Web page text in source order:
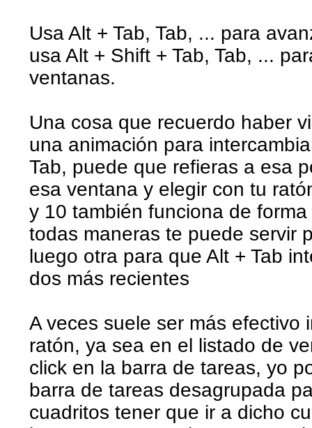
Usa Alt + Tab, Tab, ... para
usa Alt + Shift + Tab, Tab, ...
ventanas.
Una cosa que recuerdo haber
una animación para
Tab, puede que refieras a esa
esa ventana y elegir con tu
y 10 también funciona de
todas maneras te puede servir
luego otra para que Alt + Tab
dos más recientes
A veces suele ser más efectivo
ratón, ya sea en el listado de
click en la barra de tareas, yo
barra de tareas desagrupada
cuadritos tener que ir a dicho